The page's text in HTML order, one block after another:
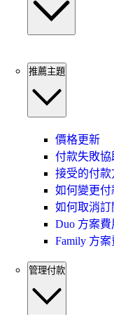
推薦主題
價格更新
付款失敗協
接受的付款
如何變更
如何取消訂
Duo 方案費
Family 方案
管理付款